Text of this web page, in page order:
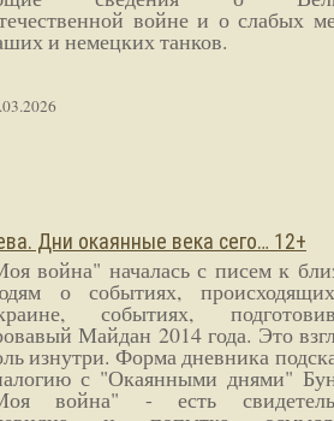
войне и о слабых
и немецких танков.
Дни окаянные века сего… 12+
война" началась с писем к
о событиях,
событиях,
Майдан 2014 года. Это
изнутри. Форма дневника
с "Окаянными днями"
война" - есть